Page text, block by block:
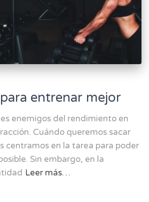
entrenar mejor
enemigos del rendimiento en
Cuándo queremos sacar
centramos en la tarea para poder
Sin embargo, en la
Leer más…